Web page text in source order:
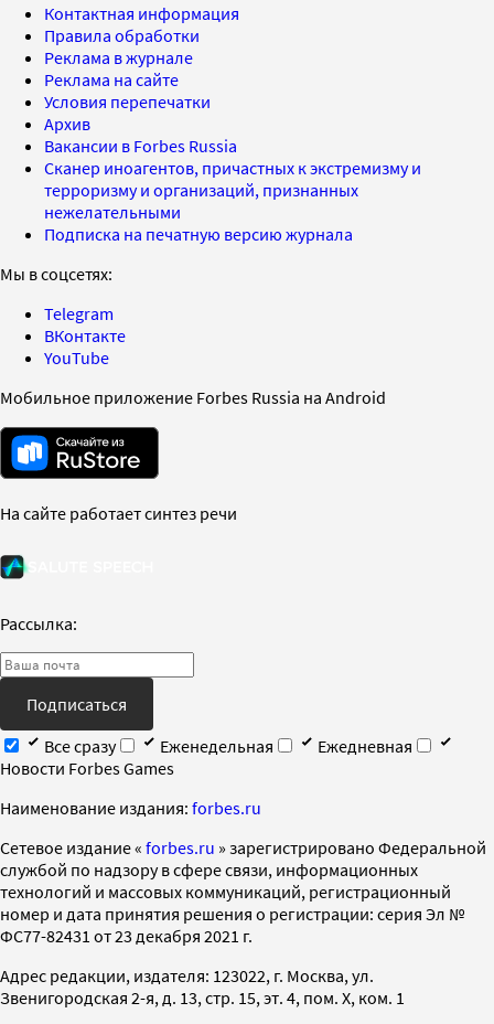
Контактная информация
Правила обработки
Реклама в журнале
Реклама на сайте
Условия перепечатки
Архив
Вакансии в Forbes Russia
Сканер иноагентов, причастных к экстремизму и
терроризму и организаций, признанных
нежелательными
Подписка на печатную версию журнала
Мы в соцсетях:
Telegram
ВКонтакте
YouTube
Мобильное приложение Forbes Russia на Android
На сайте работает синтез речи
Рассылка:
Подписаться
Все сразу
Еженедельная
Ежедневная
Новости Forbes Games
Наименование издания: forbes.ru
Cетевое издание « forbes.ru » зарегистрировано Федеральной
службой по надзору в сфере связи, информационных
технологий и массовых коммуникаций, регистрационный
номер и дата принятия решения о регистрации: серия Эл №
ФС77-82431 от 23 декабря 2021 г.
Адрес редакции, издателя: 123022, г. Москва, ул.
Звенигородская 2-я, д. 13, стр. 15, эт. 4, пом. X, ком. 1